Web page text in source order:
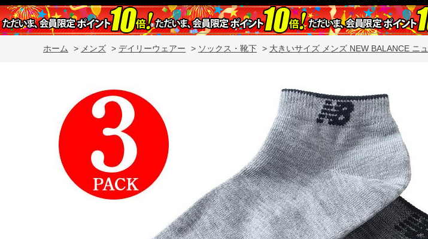
ホーム > メンズ > デイリーウェアー > ソックス・靴下 > 大きいサイズ メンズ NEW BALANCE ニ